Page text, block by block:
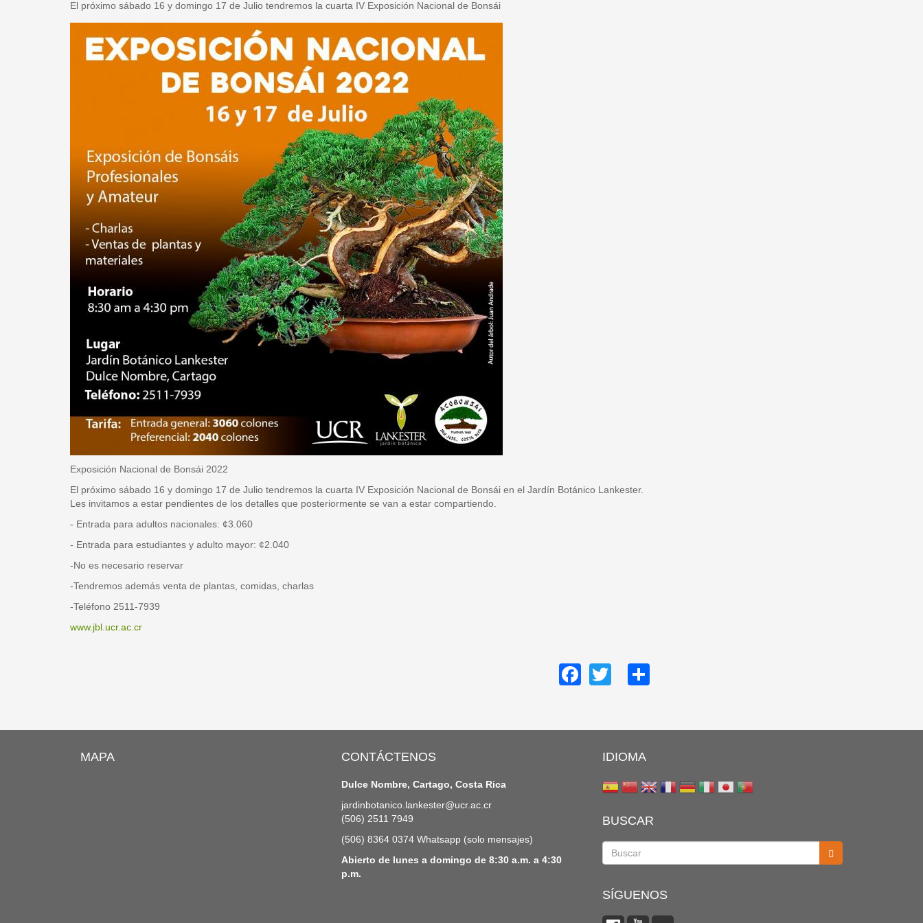
El próximo sábado 16 y domingo 17 de Julio tendremos la cuarta IV Exposición Nacional de Bonsái
bonsai.jpg
Exposición Nacional de Bonsái 2022
El próximo sábado 16 y domingo 17 de Julio tendremos la cuarta IV Exposición Nacional de Bonsái en el Jardín Botánico Lankester.
Les invitamos a estar pendientes de los detalles que posteriormente se van a estar compartiendo.
- Entrada para adultos nacionales: ¢3.060
- Entrada para estudiantes y adulto mayor: ¢2.040
-No es necesario reservar
-Tendremos además venta de plantas, comidas, charlas
-Teléfono 2511-7939
www.jbl.ucr.ac.cr
Facebook
TwitterShare
MAPA CONTÁCTENOS
Dulce Nombre, Cartago, Costa Rica
jardinbotanico.lankester@ucr.ac.cr
(506) 2511 7949
(506) 8364 0374 Whatsapp (solo mensajes)
Abierto de lunes a domingo de 8:30 a.m. a 4:30
p.m.
IDIOMA
BUSCAR
SÍGUENOS